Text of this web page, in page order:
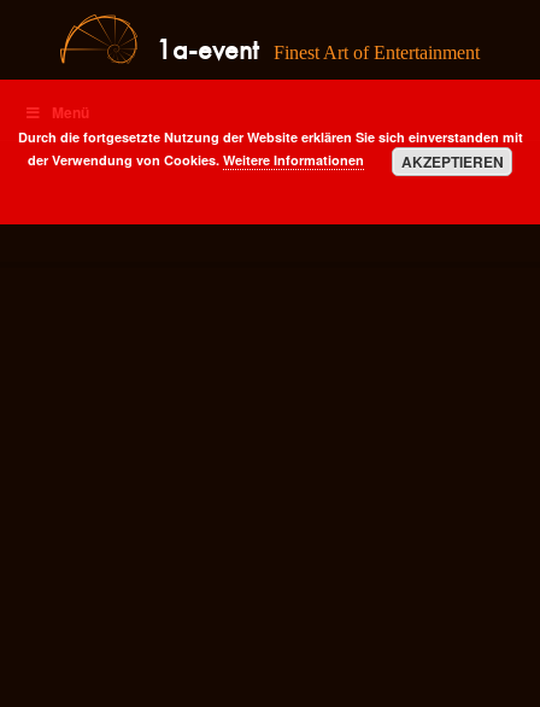
1a-event Finest Art of Entertainment
Menü
Durch die fortgesetzte Nutzung der Website erklären Sie sich einverstanden mit
der Verwendung von Cookies. Weitere Informationen AKZEPTIEREN